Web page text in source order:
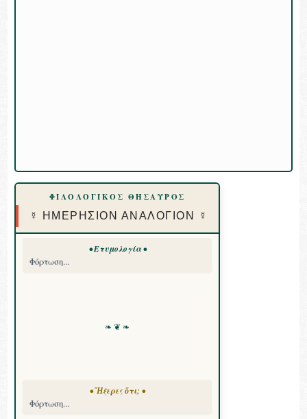
ΦΙΛΟΛΟΓΙΚΟΣ ΘΗΣΑΥΡΟΣ
☿ ΗΜΕΡΗΣΙΟΝ ΑΝΑΛΟΓΙΟΝ ☿
• Ετυμολογία •
Φόρτωση...
❧ ❦ ❧
• Ἤξερες ὅτι; •
Φόρτωση...